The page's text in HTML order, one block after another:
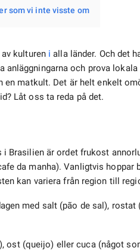
som vi inte visste om
kulturen i alla länder. Och det
anläggningarna och prova
en matkult. Det är helt enkelt
Låt oss ta reda på det.
i Brasilien är ordet frukost
da manha). Vanligtvis
kan variera från region till
med salt (pão de sal),
ost (queijo) eller cuca (något